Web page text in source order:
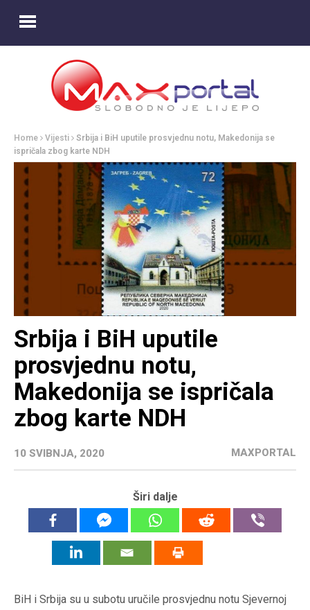
Home Vijesti
Srbija i BiH uputile prosvjednu notu, Makedonija se
ispričala zbog karte NDH
Srbija i BiH uputile
prosvjednu notu,
Makedonija se ispričala
zbog karte NDH
10 SVIBNJA, 2020 MAXPORTAL
Širi dalje
BiH i Srbija su u subotu uručile prosvjednu notu Sjevernoj